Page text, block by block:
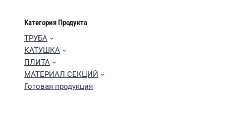
Категория Продукта
ТРУБА
КАТУШКА
ПЛИТА
МАТЕРИАЛ СЕКЦИЙ
Готовая продукция